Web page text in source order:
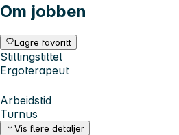
Om jobben
Lagre favoritt
Stillingstittel
Ergoterapeut
Arbeidstid
Turnus
Vis flere detaljer